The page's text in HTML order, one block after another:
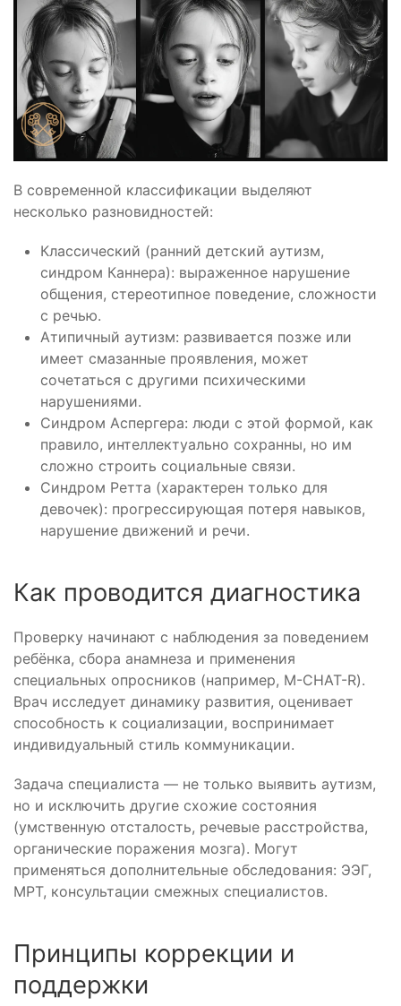
В современной классификации выделяют
несколько разновидностей:
Классический (ранний детский аутизм,
синдром Каннера): выраженное нарушение
общения, стереотипное поведение, сложности
с речью.
Атипичный аутизм: развивается позже или
имеет смазанные проявления, может
сочетаться с другими психическими
нарушениями.
Синдром Аспергера: люди с этой формой, как
правило, интеллектуально сохранны, но им
сложно строить социальные связи.
Синдром Ретта (характерен только для
девочек): прогрессирующая потеря навыков,
нарушение движений и речи.
Как проводится диагностика
Проверку начинают с наблюдения за поведением
ребёнка, сбора анамнеза и применения
специальных опросников (например, M-CHAT-R).
Врач исследует динамику развития, оценивает
способность к социализации, воспринимает
индивидуальный стиль коммуникации.
Задача специалиста — не только выявить аутизм,
но и исключить другие схожие состояния
(умственную отсталость, речевые расстройства,
органические поражения мозга). Могут
применяться дополнительные обследования: ЭЭГ,
МРТ, консультации смежных специалистов.
Принципы коррекции и
поддержки